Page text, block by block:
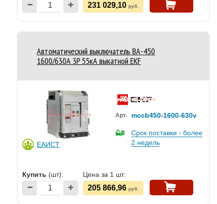
231 029,10 руб.
Автоматический выключатель ВА-450
1600/630А 3P 55кА выкатной EKF
ЕАИСТ
Арт. mccb450-1600-630v
Срок поставки - более
2 недель
Купить (шт): Цена за 1 шт:
205 866,96 руб.